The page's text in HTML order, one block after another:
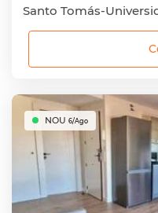
Santo Tomás-
NOU 6/Ago